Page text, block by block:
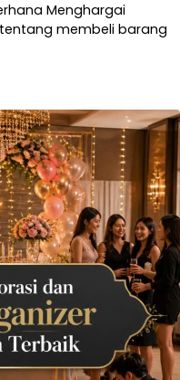
Menghargai
membeli barang